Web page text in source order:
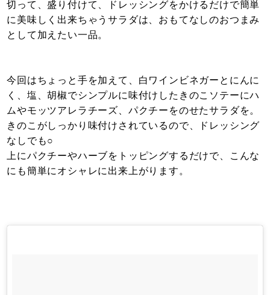
切って、盛り付けて、ドレッシングをかけるだけで簡単
に美味しく出来ちゃうサラダは、おもてなしのおつまみ
として加えたい一品。
今回はちょっと手を加えて、白ワインビネガーとにんに
く、塩、胡椒でシンプルに味付けしたきのこソテーにハ
ムやモッツアレラチーズ、パクチーをのせたサラダを。
きのこがしっかり味付けされているので、ドレッシング
なしでも○
上にパクチーやハーブをトッピングするだけで、こんな
にも簡単にオシャレに出来上がります。